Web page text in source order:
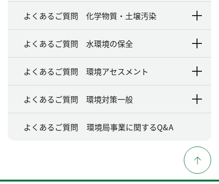
よくあるご質問 化学物質・土壌汚染
よくあるご質問 水環境の保全
よくあるご質問 環境アセスメント
よくあるご質問 環境対策一般
よくあるご質問 環境局事業に関するQ&A